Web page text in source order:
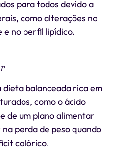
para todos devido a
como alterações no
e no perfil lipídico.
dieta balanceada rica em
como o ácido
de um plano alimentar
perda de peso quando
calórico.